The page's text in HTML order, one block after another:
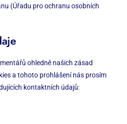
(Úřadu pro ochranu osobních
ohledně našich zásad
a tohoto prohlášení nás prosím
kontaktních údajů: